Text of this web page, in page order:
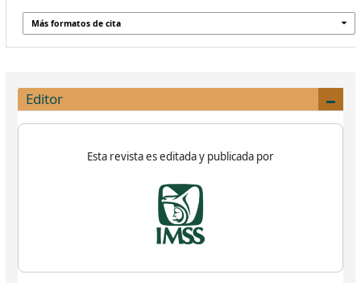
Más formatos de cita
Editor
Esta revista es editada y publicada por